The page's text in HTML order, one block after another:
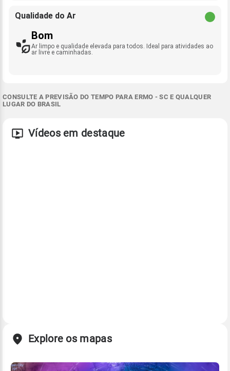
Qualidade do Ar
Bom
Ar limpo e qualidade elevada para todos. Ideal para atividades ao
ar livre e caminhadas.
CONSULTE A PREVISÃO DO TEMPO PARA ERMO - SC E QUALQUER
LUGAR DO BRASIL
Vídeos em destaque
Explore os mapas